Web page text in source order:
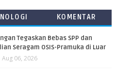
KOMENTAR
Tegaskan Bebas SPP dan
Seragam OSIS-Pramuka di Luar
Aug 06, 2026